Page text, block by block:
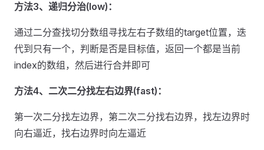
方法3、递归分治(low)：
通过二分查找切分数组寻找左右子数组的target位置，迭
代到只有一个，判断是否是目标值，返回一个都是当前
index的数组，然后进行合并即可
方法4、二次二分找左右边界(fast)：
第一次二分找左边界，第二次二分找右边界，找左边界时
向右逼近，找右边界时向左逼近